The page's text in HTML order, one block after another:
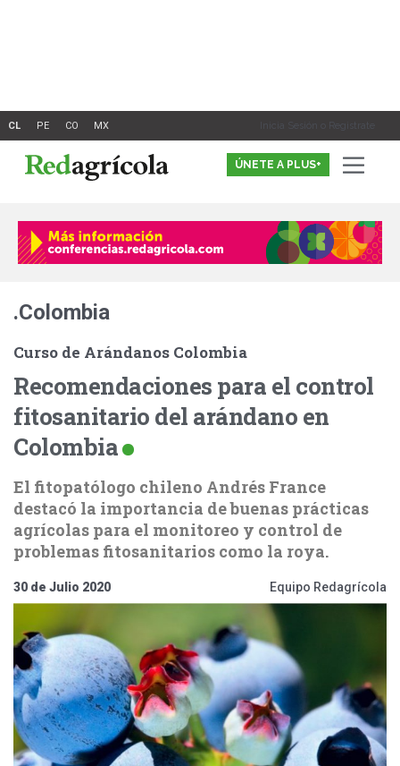
Inicia Sesión o Registrate
ÚNETE A PLUS+
.Colombia
Curso de Arándanos Colombia
Recomendaciones para el control
fitosanitario del arándano en
Colombia
El fitopatólogo chileno Andrés France
destacó la importancia de buenas prácticas
agrícolas para el monitoreo y control de
problemas fitosanitarios como la roya.
30 de Julio 2020 Equipo Redagrícola